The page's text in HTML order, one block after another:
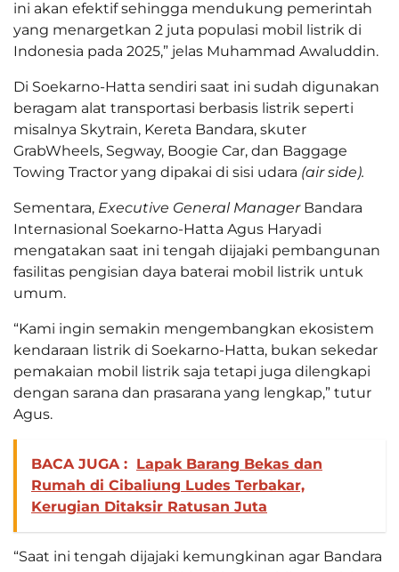
ini akan efektif sehingga mendukung pemerintah
yang menargetkan 2 juta populasi mobil listrik di
Indonesia pada 2025,” jelas Muhammad Awaluddin.
Di Soekarno-Hatta sendiri saat ini sudah digunakan
beragam alat transportasi berbasis listrik seperti
misalnya Skytrain, Kereta Bandara, skuter
GrabWheels, Segway, Boogie Car, dan Baggage
Towing Tractor yang dipakai di sisi udara (air side).
Sementara, Executive General ManagerBandara
Internasional Soekarno-Hatta Agus Haryadi
mengatakan saat ini tengah dijajaki pembangunan
fasilitas pengisian daya baterai mobil listrik untuk
umum.
“Kami ingin semakin mengembangkan ekosistem
kendaraan listrik di Soekarno-Hatta, bukan sekedar
pemakaian mobil listrik saja tetapi juga dilengkapi
dengan sarana dan prasarana yang lengkap,” tutur
Agus.
BACA JUGA : Lapak Barang Bekas dan
Rumah di Cibaliung Ludes Terbakar,
Kerugian Ditaksir Ratusan Juta
“Saat ini tengah dijajaki kemungkinan agar Bandara